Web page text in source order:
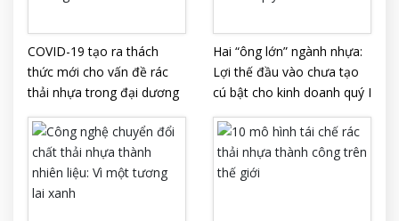
COVID-19 tạo ra thách
thức mới cho vấn đề rác
thải nhựa trong đại dương
Hai “ông lớn” ngành nhựa:
Lợi thế đầu vào chưa tạo
cú bật cho kinh doanh quý I